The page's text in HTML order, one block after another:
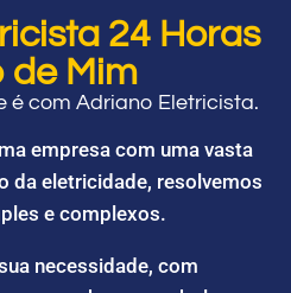
24 Horas
de Mim
é com Adriano Eletricista.
empresa com uma vasta
da eletricidade, resolvemos
e complexos.
necessidade, com